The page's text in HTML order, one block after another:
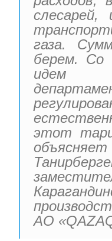
слесарей,
газа.
берем. Со
идем
этот
AO